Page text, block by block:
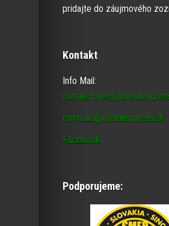
pridajte do záujmového
Kontakt
Info Mail:
mrtvolka@metalexpress.sk
Facebook
Podporujeme: